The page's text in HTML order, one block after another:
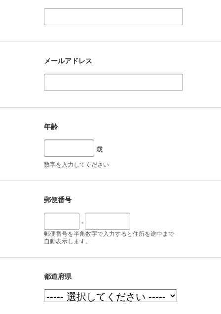
メールアドレス
年齢
歳
数字を入力してください
郵便番号
-
郵便番号を半角数字で入力すると住所を途中まで
自動表示します。
都道府県